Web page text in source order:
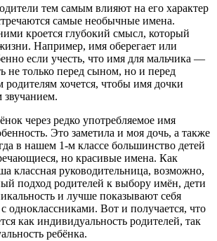
тем самым влияют на его характер
самые необычные имена.
кроется глубокий смысл, который
Например, имя оберегает или
если учесть, что имя для мальчика —
не только перед сыном, но и перед
хочется, чтобы имя дочки
звучанием.
через редко употребляемое имя
Это заметила и моя дочь, а также
в нашем 1-м классе большинство детей
но красивые имена. Как
классная руководительница, возможно,
подход родителей к выбору имён, дети
и лучше показывают себя
одноклассниками. Вот и получается, что
как индивидуальность родителей, так
ребёнка.